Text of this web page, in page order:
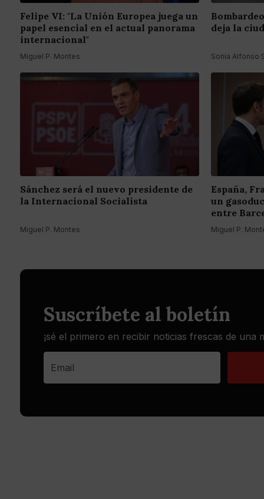
Felipe VI: "La Unión Europea juega un
papel esencial en el actual panorama
internacional"
Miguel P. Montes
deja la
Sonia Alfonso
Sánchez será el nuevo presidente de
la Internacional Socialista
Miguel P. Montes
España,
un
entre
Miguel P.
Suscríbete al boletín
¡sé el primero en recibir noticias frescas de una